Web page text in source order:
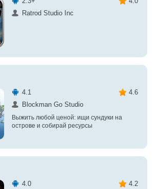
Ratrod Studio Inc
4.1
4.6
Blockman Go Studio
Выжить любой ценой: ищи сундуки на
острове и собирай ресурсы
4.0
4.2